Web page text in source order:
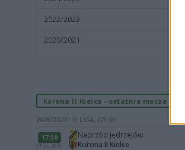
2022/2023
2020/2021
Korona II Kielce - ostatnie mecze
2026/2027 · III LIGA, GR. IV
17:30
01.08.2026
Naprzód Jędrzejów
Korona II Kielce